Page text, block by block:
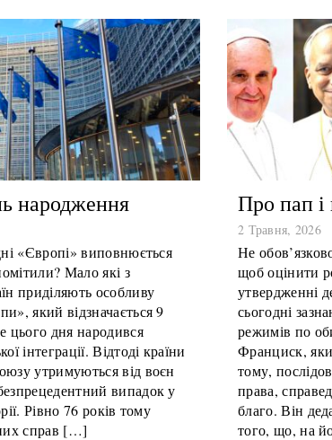
народження
«Європі» виповнюється
Мало які з
приділяють особливу
який відзначається 9
цього дня народився
інтеграції. Відтоді країни
утримуються від воєн
випадок у
Рівно 76 років тому
справ […]
Про пап і
2 Травня, 2026
Не
щоб оцінити
утвердженні
сьогодні
режимів по
Франциск,
тому,
права,
благо. Він
того, що, на